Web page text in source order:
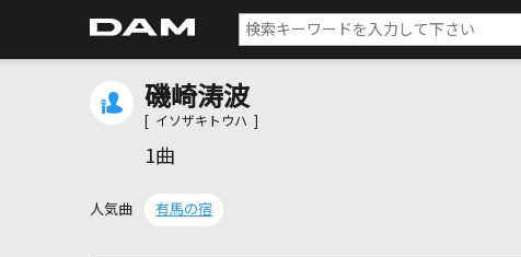
磯崎涛波
[ イソザキトウハ ]
1曲
人気曲 有馬の宿